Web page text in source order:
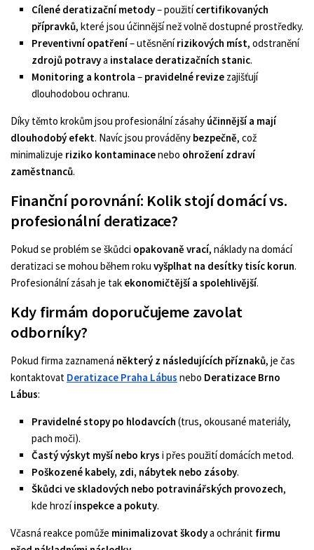
Cílené deratizační metody– použitícertifikovaných
přípravků, které jsou účinnější než volně dostupné prostředky.
Preventivní opatření– utěsněnírizikových míst, odstranění
zdrojů potravya instalace deratizačních stanic.
Monitoring a kontrola – pravidelné revize zajišťují
dlouhodobou ochranu.
Díky těmto krokům jsou profesionální zásahy účinnější a mají
dlouhodobý efekt. Navíc jsou prováděny bezpečně, což
minimalizuje riziko kontaminacenebo ohrožení zdraví
zaměstnanců.
Finanční porovnání: Kolik stojí domácí vs.
profesionální deratizace?
Pokud se problém se škůdci opakovaně vrací, náklady na domácí
deratizaci se mohou během roku vyšplhat na desítky tisíc korun.
Profesionální zásah je tak ekonomičtější a spolehlivější.
Kdy firmám doporučujeme zavolat
odborníky?
Pokud firma zaznamená některý z následujících příznaků, je čas
kontaktovat Deratizace Praha Lábus nebo Deratizace Brno
Lábus:
Pravidelné stopy po hlodavcích (trus, okousané materiály,
pach moči).
Častý výskyt myší nebo krys i přes použití domácích metod.
Poškozené kabely, zdi, nábytek nebo zásoby.
Škůdci ve skladových nebo potravinářských provozech,
kde hrozíinspekce a pokuty.
Včasná reakce pomůže minimalizovat škodya ochránit firmu